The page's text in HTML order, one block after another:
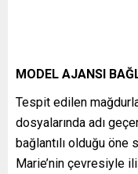
MODEL AJANSI
Tespit edilen
dosyalarında adı
bağlantılı olduğu öne
Marie’nin çevresiyle